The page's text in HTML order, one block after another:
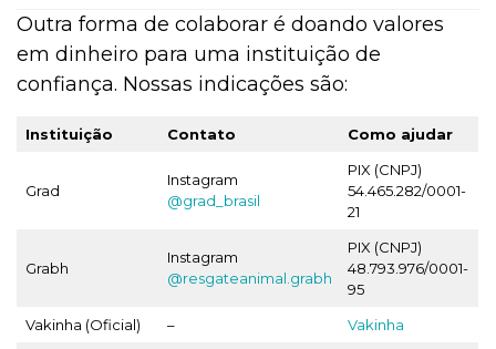
Outra forma de colaborar é doando valores
em dinheiro para uma instituição de
confiança. Nossas indicações são:
Instituição Contato Como ajudar
Grad
Instagram
@grad_brasil
PIX (CNPJ)
54.465.282/0001-
21
Grabh
Instagram
@resgateanimal.grabh
PIX (CNPJ)
48.793.976/0001-
95
Vakinha (Oficial)
–
Vakinha